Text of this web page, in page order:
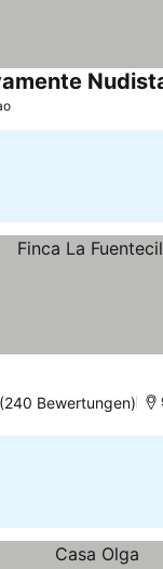
(240 Bewertungen)